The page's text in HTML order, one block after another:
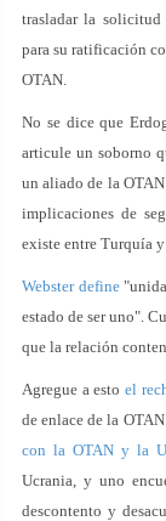
trasladar la solicitud
para su ratificación
OTAN.
No se dice que
articule un soborno
un aliado de la
implicaciones de
existe entre Turquía
Webster define
estado de ser uno".
que la relación
Agregue a estoel
de enlace de la
con la OTAN y la
Ucrania, y uno
descontento y